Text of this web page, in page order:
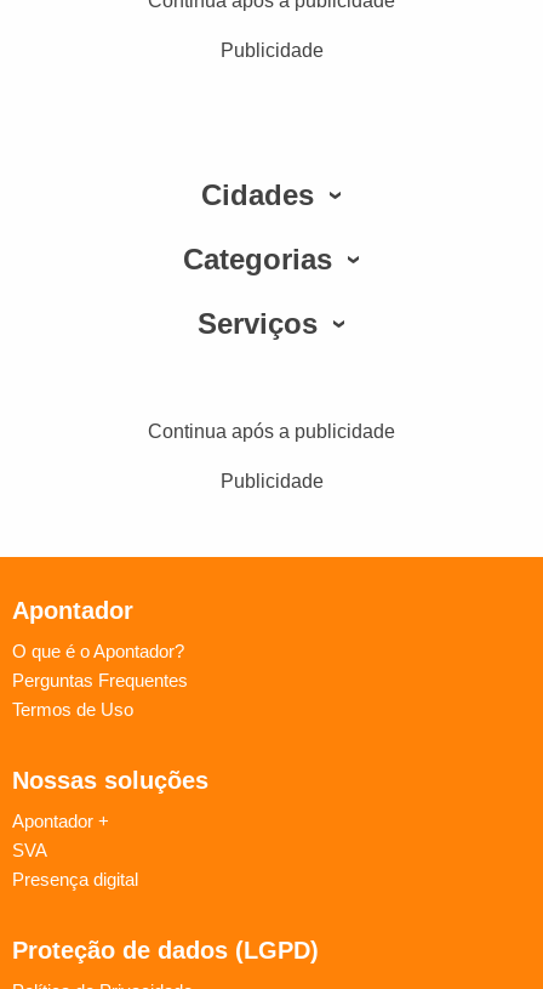
Publicidade
Cidades
Categorias
Serviços
Continua após a publicidade
Publicidade
Apontador
O que é o Apontador?
Perguntas Frequentes
Termos de Uso
Nossas soluções
Apontador +
SVA
Presença digital
Proteção de dados (LGPD)